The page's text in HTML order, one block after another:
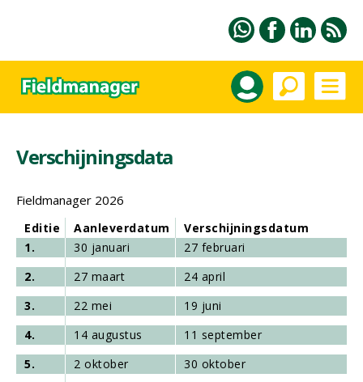
Verschijningsdata
Fieldmanager 2026
Editie Aanleverdatum
Verschijningsdatum
1.
30 januari
27 februari
2.
27 maart
24 april
3.
22 mei
19 juni
4.
14 augustus
11 september
5.
2 oktober
30 oktober